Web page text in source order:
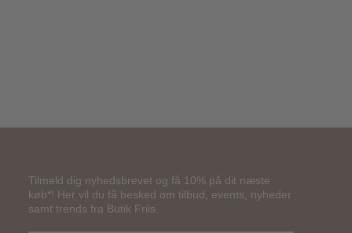
Tilmeld dig nyhedsbrevet og få 10% på dit næste
køb*! Her vil du få besked om tilbud, events, nyheder
samt trends fra Butik Friis.